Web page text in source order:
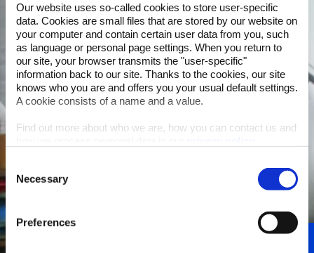
Our website uses so-called cookies to store user-specific
data. Cookies are small files that are stored by our website on
your computer and contain certain user data from you, such
as language or personal page settings. When you return to
our site, your browser transmits the "user-specific"
information back to our site. Thanks to the cookies, our site
knows who you are and offers you your usual default settings.
A cookie consists of a name and a value.
Find out more about who we are, how you can contact us and
Selection
Necessary
Preferences